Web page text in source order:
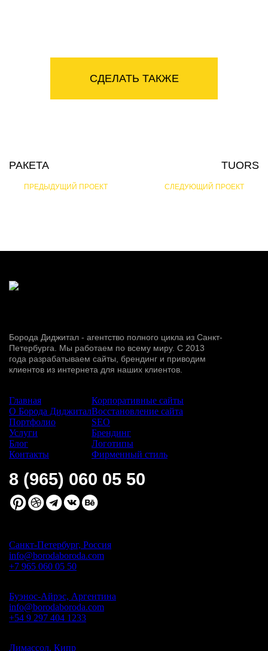
СДЕЛАТЬ ТАКЖЕ
РАКЕТА
ПРЕДЫДУЩИЙ ПРОЕКТ
TUORS
СЛЕДУЮЩИЙ ПРОЕКТ
Борода Диджитал - агентство полного цикла из Санкт-
Петербурга. Мы работаем по всему миру. С 2013
года разрабатываем сайты, брендинг и приводим
клиентов из интернета для наших клиентов.
Главная
О Борода Диджитал
Портфолио
Услуги
Блог
Контакты
Корпоративные сайты
Восстановление сайта
SEO
Брендинг
Логотипы
Фирменный стиль
8 (965) 060 05 50
Санкт-Петербург, Россия
info@borodaboroda.com
+7 965 060 05 50
Буэнос-Айрэс, Аргентина
info@borodaboroda.com
+54 9 297 404 1233
Лимассол, Кипр